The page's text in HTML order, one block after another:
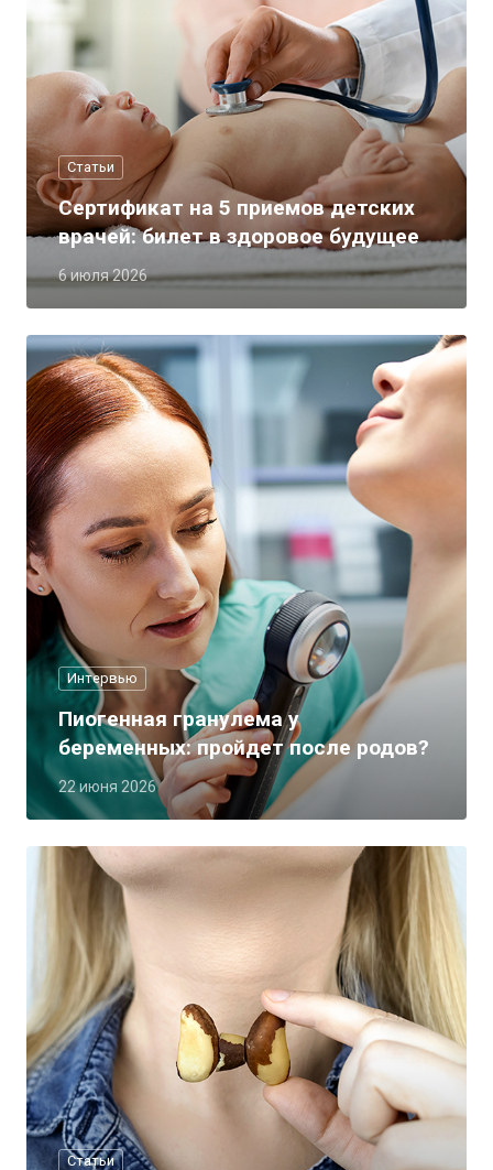
Статьи
6 июля 2026
Сертификат на 5 приемов детских
врачей: билет в здоровое будущее
Интервью
22 июня 2026
Пиогенная гранулема у
беременных: пройдет после родов?
Статьи